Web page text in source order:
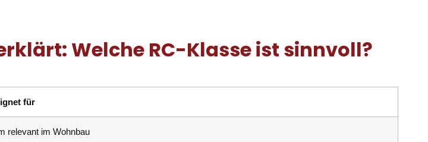
Welche RC-Klasse ist sinnvoll?
für
relevant im Wohnbau